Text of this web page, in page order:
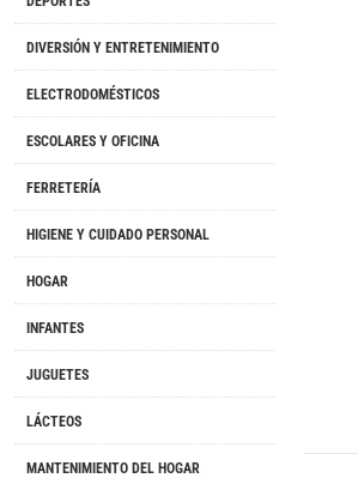
DIVERSIÓN Y ENTRETENIMIENTO
ELECTRODOMÉSTICOS
ESCOLARES Y OFICINA
FERRETERÍA
HIGIENE Y CUIDADO PERSONAL
HOGAR
INFANTES
JUGUETES
LÁCTEOS
MANTENIMIENTO DEL HOGAR